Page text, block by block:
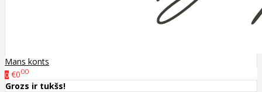
Mans konts
0 €000
Grozs ir tukšs!